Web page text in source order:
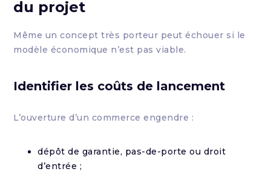
du projet
Même un concept très porteur peut échouer si le
modèle économique n’est pas viable.
Identifier les coûts de lancement
L’ouverture d’un commerce engendre :
dépôt de garantie, pas-de-porte ou droit
d’entrée ;